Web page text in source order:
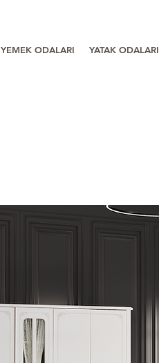
YEMEK ODALARI YATAK ODALARI